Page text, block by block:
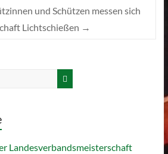
und Schützen messen sich
Lichtschießen →
Landesverbandsmeisterschaft